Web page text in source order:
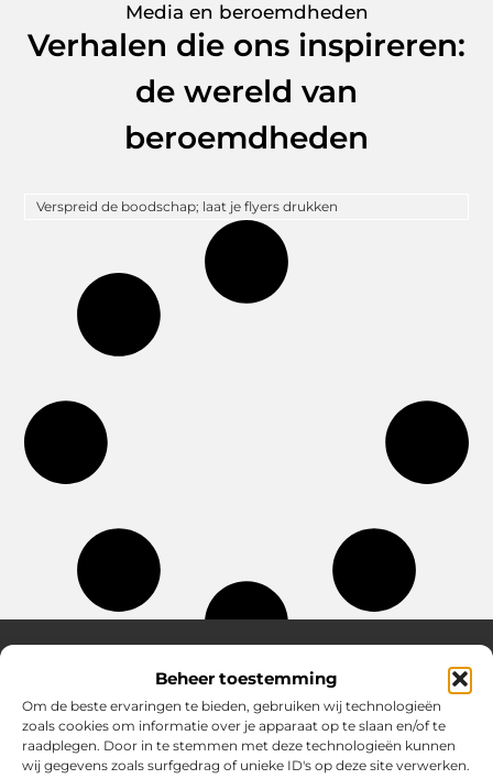
Beheer toestemming
Om de beste ervaringen te bieden, gebruiken wij technologieën
zoals cookies om informatie over je apparaat op te slaan en/of te
raadplegen. Door in te stemmen met deze technologieën kunnen
wij gegevens zoals surfgedrag of unieke ID's op deze site verwerken.
Media en beroemdheden
Verhalen die ons inspireren:
de wereld van
beroemdheden
Verspreid de boodschap; laat je flyers drukken
Over Hotspotmagazine
Jouw bron voor inspiratie en handige tips voor het
dagelijks leven.
Verken een uitgebreide selectie blogs en artikelen